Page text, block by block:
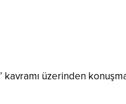
üzerinden